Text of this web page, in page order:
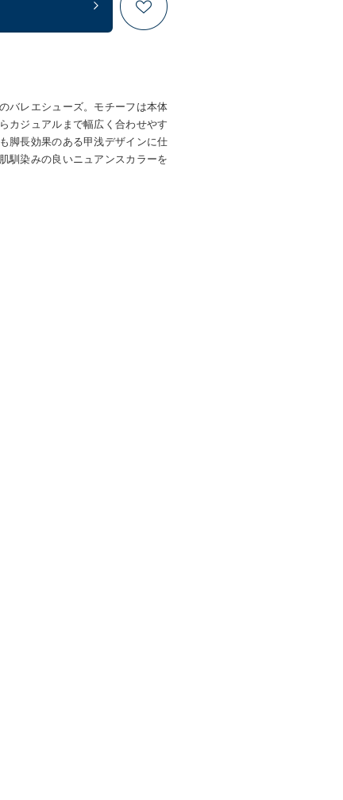
バレエシューズ。モチーフは本体
カジュアルまで幅広く合わせやす
脚長効果のある甲浅デザインに仕
馴染みの良いニュアンスカラーを